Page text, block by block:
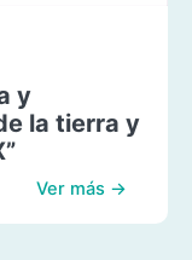
y
la tierra y
Ver más →